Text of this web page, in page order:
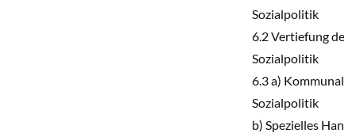
Sozialpolitik
6.2 Vertiefung der
Sozialpolitik
6.3 a) Kommunale
Sozialpolitik
b) Spezielles